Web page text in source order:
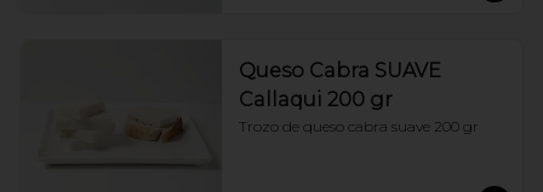
Queso Cabra SUAVE
Callaqui 200 gr
Trozo de queso cabra suave 200 gr